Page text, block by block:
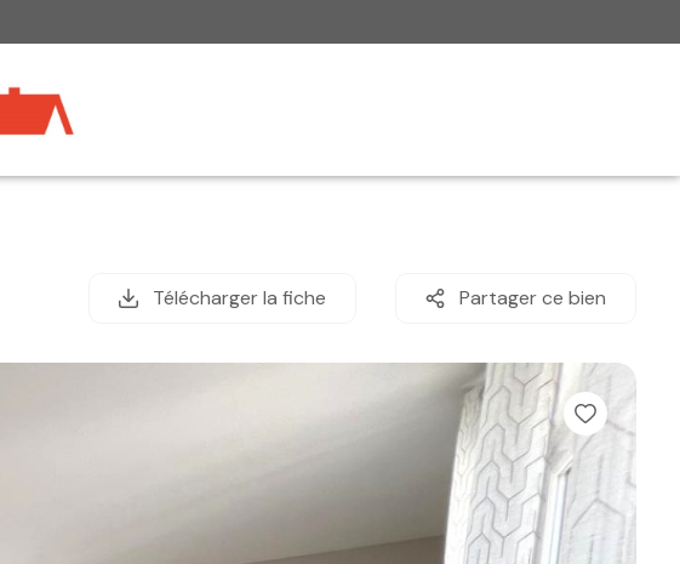
Télécharger la fiche Partager ce bien